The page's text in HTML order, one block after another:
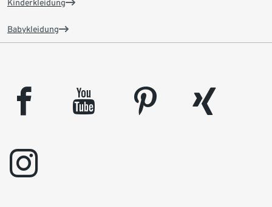
Kinderkleidung
Babykleidung
facebook youtube pinterest
xing
instagram